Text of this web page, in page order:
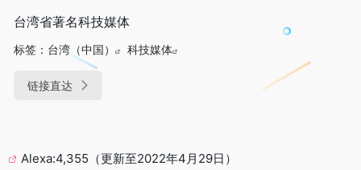
台湾省著名科技媒体
标签： 台湾（中国） 科技媒体
链接直达
Alexa:4,355（更新至2022年4月29日）